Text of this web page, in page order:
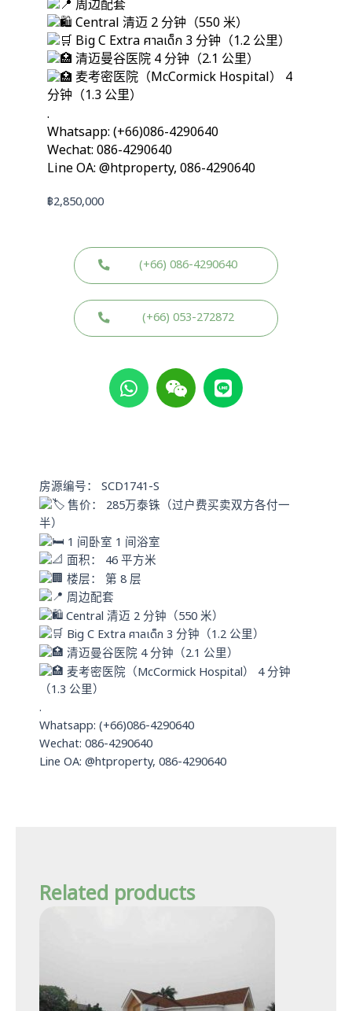
周边配套
Central 清迈 2 分钟（550 米）
Big C Extra ศาลเด็ก 3 分钟（1.2 公里）
清迈曼谷医院 4 分钟（2.1 公里）
麦考密医院（McCormick Hospital） 4
分钟（1.3 公里）
.
Whatsapp: (+66)086-4290640
Wechat: 086-4290640
Line OA: @htproperty, 086-4290640
฿2,850,000
(+66) 086-4290640
(+66) 053-272872
W
h
a
p
p
W
e
i
L
i
n
房源编号： SCD1741-S
售价： 285万泰铢（过户费买卖双方各付一
半）
1 间卧室 1 间浴室
面积： 46 平方米
楼层： 第 8 层
周边配套
Central 清迈 2 分钟（550 米）
Big C Extra ศาลเด็ก 3 分钟（1.2 公里）
清迈曼谷医院 4 分钟（2.1 公里）
麦考密医院（McCormick Hospital） 4 分钟
（1.3 公里）
.
Whatsapp: (+66)086-4290640
Wechat: 086-4290640
Line OA: @htproperty, 086-4290640
Related products